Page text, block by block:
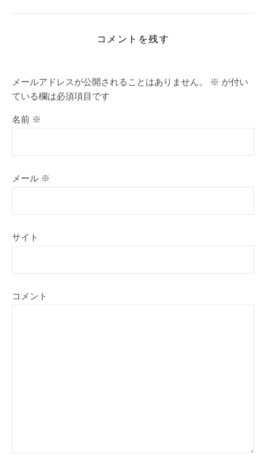
コメントを残す
メールアドレスが公開されることはありません。 ※ が付い
ている欄は必須項目です
名前 ※
メール ※
サイト
コメント